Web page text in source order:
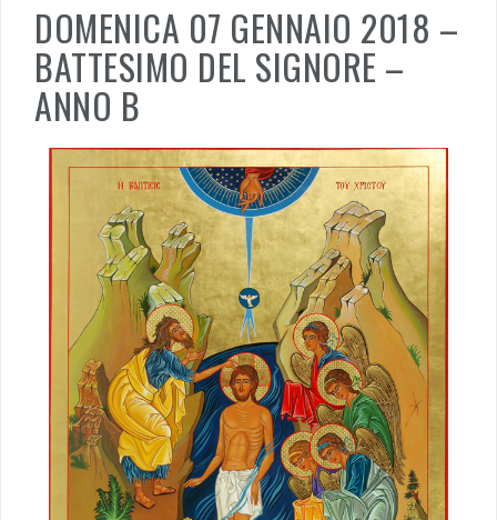
DOMENICA 07 GENNAIO 2018 –
BATTESIMO DEL SIGNORE –
ANNO B